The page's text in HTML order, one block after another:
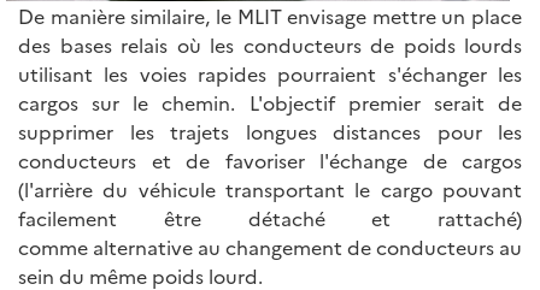
De manière similaire, le MLIT envisage mettre un place
des bases relais où les conducteurs de poids lourds
utilisant les voies rapides pourraient s'échanger les
cargos sur le chemin. L'objectif premier serait de
supprimer les trajets longues distances pour les
conducteurs et de favoriser l'échange de cargos
(l'arrière du véhicule transportant le cargo pouvant
facilement être détaché et rattaché)
comme alternative au changement de conducteurs au
sein du même poids lourd.